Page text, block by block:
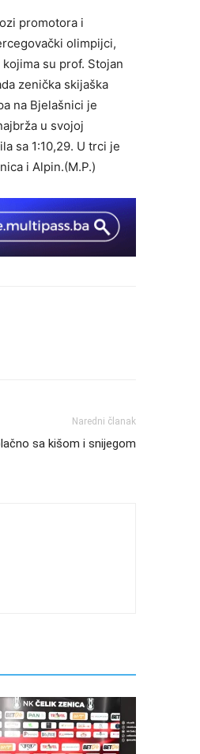
promotora i
olimpijci,
su prof. Stojan
zenička skijaška
na Bjelašnici je
u svojoj
sa 1:10,29. U trci je
i Alpin.(M.P.)
Naredni članak
sa kišom i snijegom